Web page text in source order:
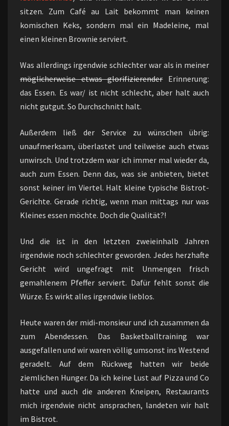
sitzen. Zum Café au Lait bekommt man keinen
komischen Keks, sondern mal ein Madeleine, mal
einen kleinen Brownie serviert.
Was allerdings irgendwie schlechter war als in meiner
möglicherweise etwas glorifizierenderErinnerung:
das Essen. Es war/ ist nicht schlecht, aber halt auch
nicht gutgut. So Durchschnitt halt.
Außerdem ließ der Service zu wünschen übrig:
unaufmerksam, überlastet und teilweise auch etwas
unwirsch. Und trotzdem war ich immer mal wieder da,
auch zum Essen. Denn das, was sie anbieten, bietet
sonst keiner im Viertel. Halt kleine typische Bistrot-
Gerichte. Gerade richtig, wenn man mittags nur was
Kleines essen möchte. Doch die Qualität?!
Und die ist in den letzten zweieinhalb Jahren
irgendwie noch schlechter geworden. Jedes herzhafte
Gericht wird ungefragt mit Unmengen frisch
gemahlenem Pfeffer serviert. Dafür fehlt sonst die
Würze. Es wirkt alles irgendwie lieblos.
Heute waren der midi-monsieur und ich zusammen da
zum Abendessen. Das Basketballtraining war
ausgefallen und wir waren völlig umsonst ins Westend
geradelt. Auf dem Rückweg hatten wir beide
ziemlichen Hunger. Da ich keine Lust auf Pizza und Co
hatte und auch die anderen Kneipen, Restaurants
mich irgendwie nicht ansprachen, landeten wir halt
im Bistrot.